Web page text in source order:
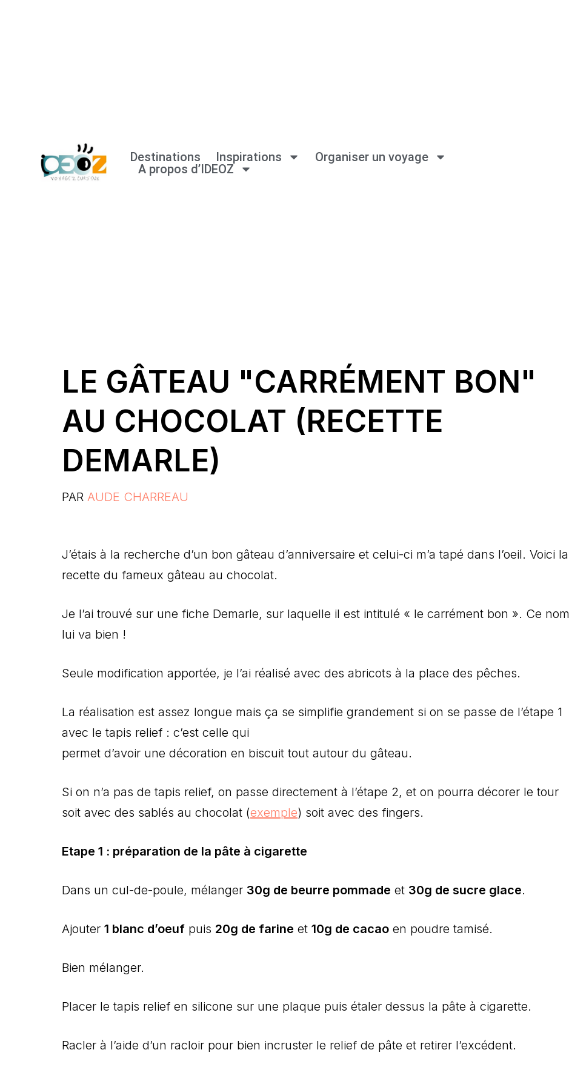
Destinations Inspirations
Organiser un voyage
A propos d’IDEOZ
LE GÂTEAU "CARRÉMENT BON"
AU CHOCOLAT (RECETTE
DEMARLE)
PAR AUDE CHARREAU
J’étais à la recherche d’un bon gâteau d’anniversaire et celui-ci m’a tapé dans l’oeil. Voici la
recette du fameux gâteau au chocolat.
Je l’ai trouvé sur une fiche Demarle, sur laquelle il est intitulé « le carrément bon ». Ce nom
lui va bien !
Seule modification apportée, je l’ai réalisé avec des abricots à la place des pêches.
La réalisation est assez longue mais ça se simplifie grandement si on se passe de l’étape 1
avec le tapis relief : c’est celle qui
permet d’avoir une décoration en biscuit tout autour du gâteau.
Si on n’a pas de tapis relief, on passe directement à l’étape 2, et on pourra décorer le tour
soit avec des sablés au chocolat (exemple) soit avec des fingers.
Etape 1 : préparation de la pâte à cigarette
Dans un cul-de-poule, mélanger 30g de beurre pommade et 30g de sucre glace.
Ajouter 1 blanc d’oeuf puis 20g de farine et 10g de cacao en poudre tamisé.
Bien mélanger.
Placer le tapis relief en silicone sur une plaque puis étaler dessus la pâte à cigarette.
Racler à l’aide d’un racloir pour bien incruster le relief de pâte et retirer l’excédent.